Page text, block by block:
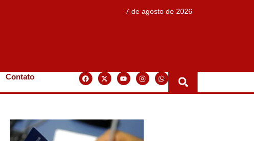
7 de agosto de 2026
Contato